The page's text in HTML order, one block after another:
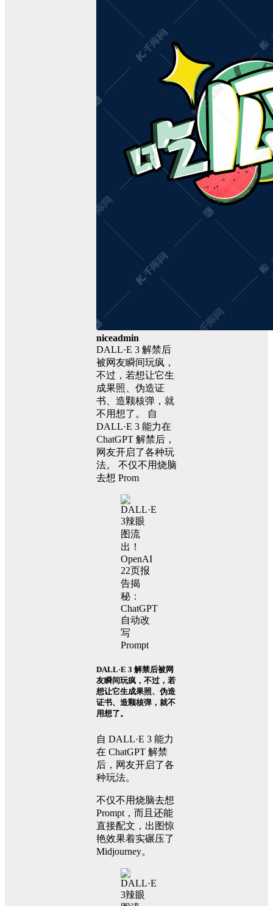
niceadmin
DALL·E 3 解禁后
被网友瞬间玩疯，
不过，若想让它生
成果照、伪造证
书、造颗核弹，就
不用想了。 自
DALL·E 3 能力在
ChatGPT 解禁后，
网友开启了各种玩
法。 不仅不用烧脑
去想 Prom
DALL·E 3 解禁后被网
友瞬间玩疯，不过，若
想让它生成果照、伪造
证书、造颗核弹，就不
用想了。
自 DALL·E 3 能力
在 ChatGPT 解禁
后，网友开启了各
种玩法。
不仅不用烧脑去想
Prompt，而且还能
直接配文，出图惊
艳效果着实碾压了
Midjourney。